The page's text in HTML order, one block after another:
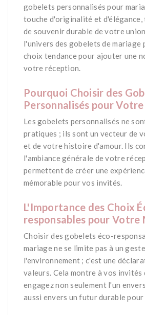
gobelets personnalisés pour
touche d'originalité et
de souvenir durable de votre
l'univers des gobelets de mariage
choix tendance pour ajouter une
votre réception.
Pourquoi Choisir des
Personnalisés pour
Les gobelets personnalisés ne
pratiques ; ils sont un vecteur de
et de votre histoire d'amour. Ils
l'ambiance générale de votre
permettent de créer une
mémorable pour vos invités.
L'Importance des Choix
responsables pour Votre
Choisir des gobelets éco-
mariage ne se limite pas à un
l'environnement ; c'est une
valeurs. Cela montre à vos invités
engagez non seulement l'un
aussi envers un futur durable